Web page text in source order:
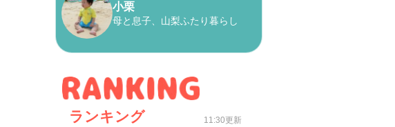
小栗
母と息子、山梨ふたり暮らし
ランキング 11:30更新